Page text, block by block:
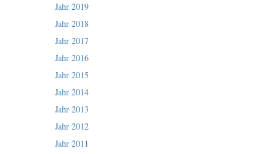
Jahr 2019
Jahr 2018
Jahr 2017
Jahr 2016
Jahr 2015
Jahr 2014
Jahr 2013
Jahr 2012
Jahr 2011